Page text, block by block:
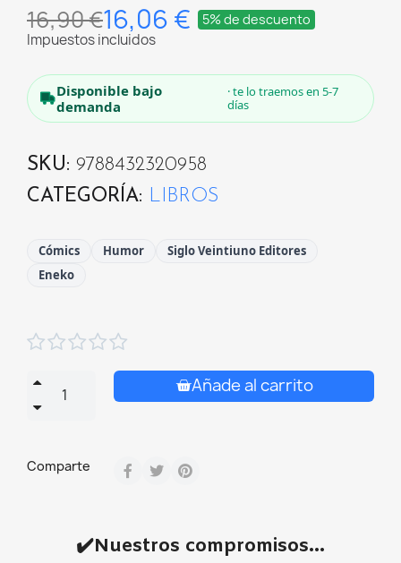
16,90 €16,06 € 5% de descuento
Impuestos incluidos
Disponible bajo
demanda
· te lo traemos en 5-7
días
SKU
9788432320958
CATEGORÍA
LIBROS
Cómics Humor
Siglo Veintiuno Editores
Eneko

Añade al carrito
Comparte
✔️Nuestros compromisos...